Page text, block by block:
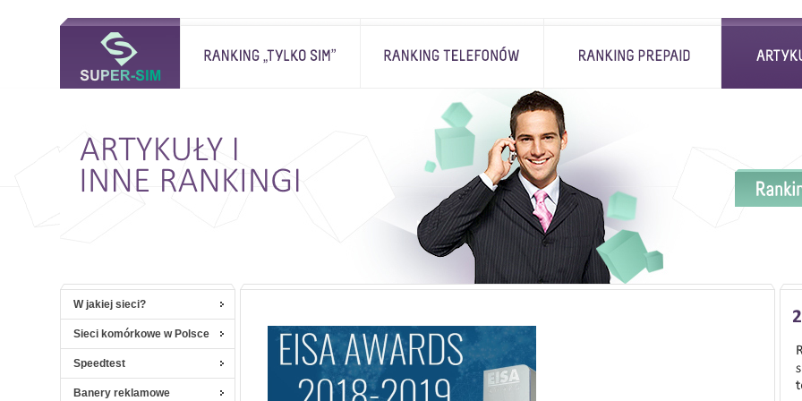
W jakiej sieci?
Sieci komórkowe w Polsce
Speedtest
Banery reklamowe